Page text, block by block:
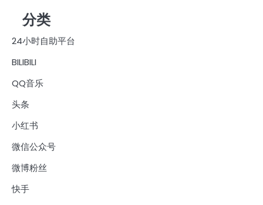
分类
24小时自助平台
BILIBILI
QQ音乐
头条
小红书
微信公众号
微博粉丝
快手